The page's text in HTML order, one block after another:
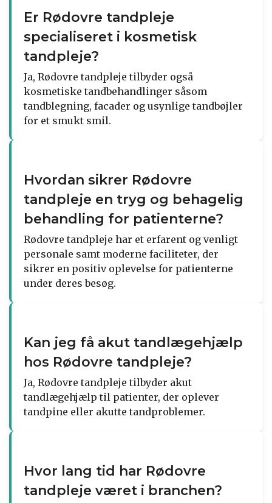
Er Rødovre tandpleje
specialiseret i kosmetisk
tandpleje?
Ja, Rødovre tandpleje tilbyder også
kosmetiske tandbehandlinger såsom
tandblegning, facader og usynlige tandbøjler
for et smukt smil.
Hvordan sikrer Rødovre
tandpleje en tryg og behagelig
behandling for patienterne?
Rødovre tandpleje har et erfarent og venligt
personale samt moderne faciliteter, der
sikrer en positiv oplevelse for patienterne
under deres besøg.
Kan jeg få akut tandlægehjælp
hos Rødovre tandpleje?
Ja, Rødovre tandpleje tilbyder akut
tandlægehjælp til patienter, der oplever
tandpine eller akutte tandproblemer.
Hvor lang tid har Rødovre
tandpleje været i branchen?